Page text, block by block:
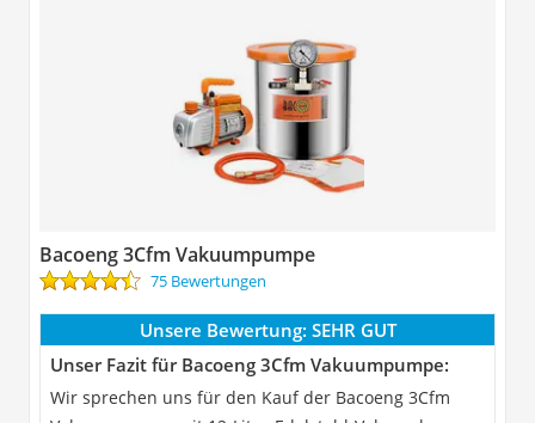
Bacoeng 3Cfm Vakuumpumpe
75 Bewertungen
Unsere Bewertung: SEHR GUT
Unser Fazit für Bacoeng 3Cfm Vakuumpumpe:
Wir sprechen uns für den Kauf der Bacoeng 3Cfm